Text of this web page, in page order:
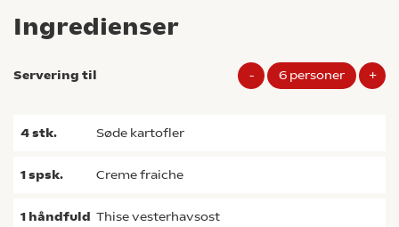
Ingredienser
Servering til - 6 personer +
4stk. søde kartofler
1spsk. creme fraiche
1 håndfuld Thise vesterhavsost